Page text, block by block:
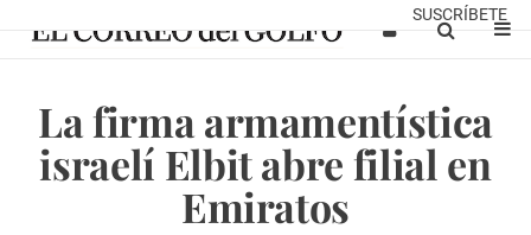
SUSCRÍBETE
La firma armamentística
israelí Elbit abre filial en
Emiratos